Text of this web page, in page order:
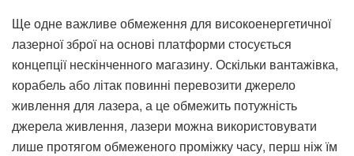
Ще одне важливе обмеження для високоенергетичної
лазерної зброї на основі платформи стосується
концепції нескінченного магазину. Оскільки вантажівка,
корабель або літак повинні перевозити джерело
живлення для лазера, а це обмежить потужність
джерела живлення, лазери можна використовувати
лише протягом обмеженого проміжку часу, перш ніж їм